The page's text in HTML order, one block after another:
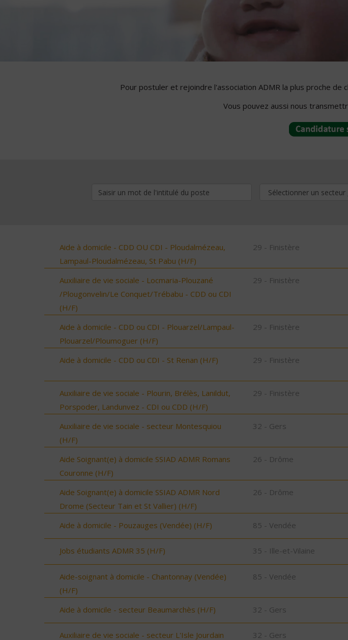
Pour postuler et rejoindre l'association ADMR la plus proche
Vous pouvez aussi nous
Aide à domicile - CDD OU CDI - Ploudalmézeau,
Lampaul-Ploudalmézeau, St Pabu (H/F)
29 - Finistère
Auxiliaire de vie sociale - Locmaria-Plouzané
/Plougonvelin/Le Conquet/Trébabu - CDD ou CDI
(H/F)
29 - Finistère
Aide à domicile - CDD ou CDI - Plouarzel/Lampaul-
Plouarzel/Ploumoguer (H/F)
29 - Finistère
Aide à domicile - CDD ou CDI - St Renan (H/F) 29 - Finistère
Auxiliaire de vie sociale - Plourin, Brélès, Lanildut,
Porspoder, Landunvez - CDI ou CDD (H/F)
29 - Finistère
Auxiliaire de vie sociale - secteur Montesquiou
(H/F)
32 - Gers
Aide Soignant(e) à domicile SSIAD ADMR Romans
Couronne (H/F)
26 - Drôme
Aide Soignant(e) à domicile SSIAD ADMR Nord
Drome (Secteur Tain et St Vallier) (H/F)
26 - Drôme
Aide à domicile - Pouzauges (Vendée) (H/F) 85 - Vendée
Jobs étudiants ADMR 35 (H/F) 35 - Ille-et-Vilaine
Aide-soignant à domicile - Chantonnay (Vendée)
(H/F)
85 - Vendée
Aide à domicile - secteur Beaumarchès (H/F) 32 - Gers
Auxiliaire de vie sociale - secteur L'Isle Jourdain
32 - Gers